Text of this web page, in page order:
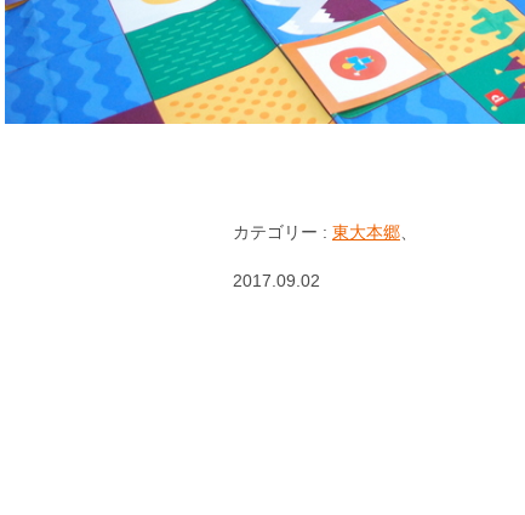
カテゴリー : 東大本郷
2017.09.02